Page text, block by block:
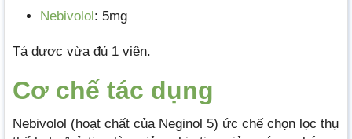
Nebivolol: 5mg
Tá dược vừa đủ 1 viên.
Cơ chế tác dụng
Nebivolol (hoạt chất của Neginol 5) ức chế chọn lọc thụ